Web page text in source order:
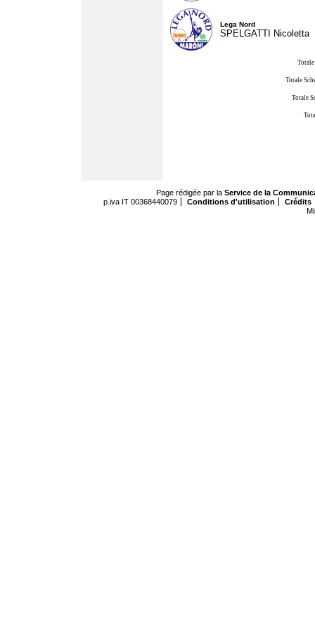
Lega Nord
SPELGATTI Nicoletta
Totale
Totale
Page rédigée par la Service de la
p.iva IT 00368440079
Conditions d'utilisation
Crédits